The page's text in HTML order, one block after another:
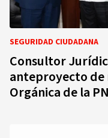
SEGURIDAD CIUDADANA
Consultor
anteproyecto de
Orgánica de la PN